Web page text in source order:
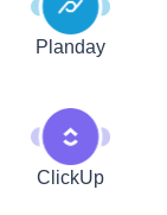
Planday
ClickUp